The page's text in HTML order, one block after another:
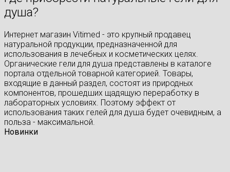
душа?
Интернет магазин Vitimed - это крупный продавец
натуральной продукции, предназначенной для
использования в лечебных и косметических целях.
Органические гели для душа представлены в каталоге
портала отдельной товарной категорией. Товары,
входящие в данный раздел, состоят из природных
компонентов, прошедших щадящую переработку в
лабораторных условиях. Поэтому эффект от
использования таких гелей для душа будет очевидным, а
польза - максимальной.
Новинки